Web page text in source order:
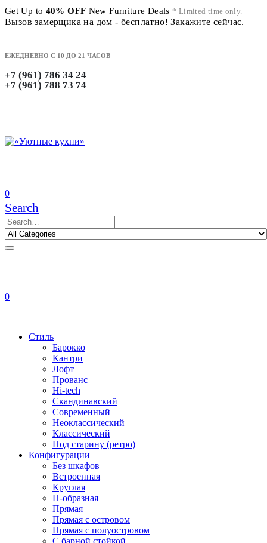
Get Up to 40% OFF New Furniture Deals * Limited time only.
Вызов замерщика на дом - бесплатно! Закажите сейчас.
ЕЖЕДНЕВНО С 10 ДО 21 ЧАСОВ
+7 (961) 786 34 24
+7 (961) 788 73 74
0
Search
0
Стиль
Барокко
Кантри
Лофт
Прованс
Hi-tech
Скандинавский
Современный
Неоклассический
Классический
Под старину (ретро)
Конфигурации
Без шкафов
Встроенная
Круглая
П-образная
Прямая
Прямая с островом
Прямая с полуостровом
С барной стойкой